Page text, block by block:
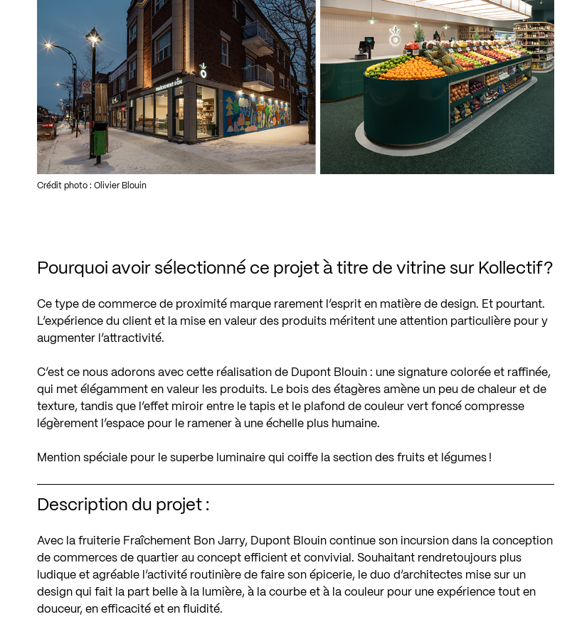
Crédit photo : Olivier Blouin
Pourquoi avoir sélectionné ce projet à titre de vitrine sur Kollectif?
Ce type de commerce de proximité marque rarement l’esprit en matière de design. Et pourtant.
L’expérience du client et la mise en valeur des produits méritent une attention particulière pour y
augmenter l’attractivité.
C’est ce nous adorons avec cette réalisation de Dupont Blouin : une signature colorée et raffinée,
qui met élégamment en valeur les produits. Le bois des étagères amène un peu de chaleur et de
texture, tandis que l’effet miroir entre le tapis et le plafond de couleur vert foncé compresse
légèrement l’espace pour le ramener à une échelle plus humaine.
Mention spéciale pour le superbe luminaire qui coiffe la section des fruits et légumes !
Description du projet :
Avec la fruiterie Fraîchement Bon Jarry, Dupont Blouin continue son incursion dans la conception
de commerces de quartier au concept efficient et convivial. Souhaitant rendretoujours plus
ludique et agréable l’activité routinière de faire son épicerie, le duo d’architectes mise sur un
design qui fait la part belle à la lumière, à la courbe et à la couleur pour une expérience tout en
douceur, en efficacité et en fluidité.